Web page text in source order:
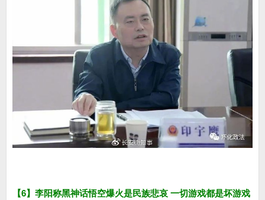
【6】李阳称黑神话悟空爆火是民族悲哀 一切游戏都是坏游戏